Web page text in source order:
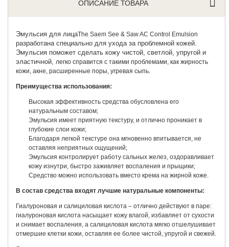
ОПИСАНИЕ ТОВАРА
Эмульсия для лицаThe Saem See & Saw AC Control Emulsion
разработана специально для ухода за проблемной кожей.
Эмульсия поможет сделать кожу чистой, светлой, упругой и
эластичной,
легко справится с такими проблемами, как жирность
кожи, акне, расширенные поры, угревая сыпь.
Преимущества использования:
Высокая эффективность средства обусловлена его
натуральным составом;
Эмульсия имеет приятную текстуру, и отлично проникает в
глубокие слои кожи;
Благодаря легкой текстуре она мгновенно впитывается, не
оставляя неприятных ощущений;
Эмульсия контролирует работу сальных желез, оздоравливает
кожу изнутри, быстро заживляет воспаления и прыщики;
Средство можно использовать вместо крема на жирной коже.
В состав средства входят лучшие натуральные компоненты:
Гиалуроновая и салициловая кислота – отлично действуют в паре:
гиалуроновая кислота насыщает кожу влагой, избавляет от сухости
и снимает воспаления, а салициловая кислота мягко отшелушивает
отмершие клетки кожи, оставляя ее более чистой, упругой и свежей.